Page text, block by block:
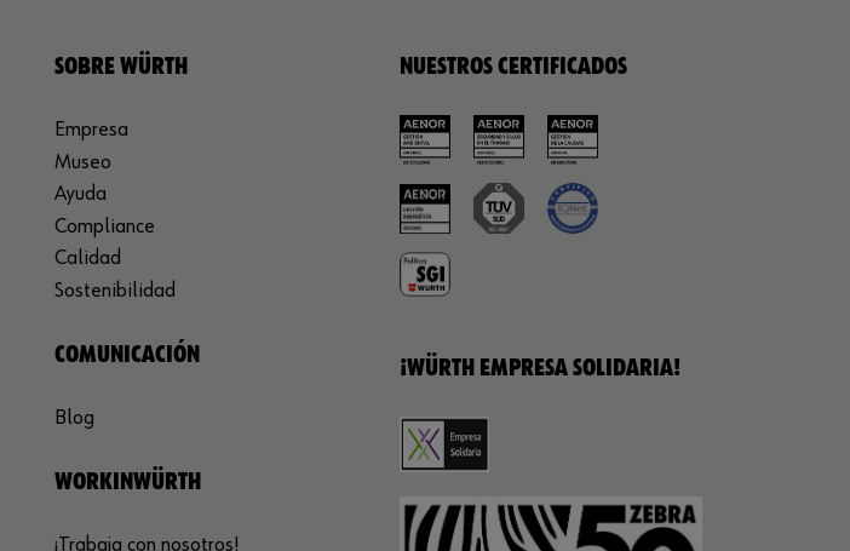
SOBRE WÜRTH
Empresa
Museo
Ayuda
Compliance
Calidad
Sostenibilidad
COMUNICACIÓN
Blog
WORKINWÜRTH
¡Trabaja con nosotros!
NUESTROS CERTIFICADOS
¡WÜRTH EMPRESA SOLIDARIA!